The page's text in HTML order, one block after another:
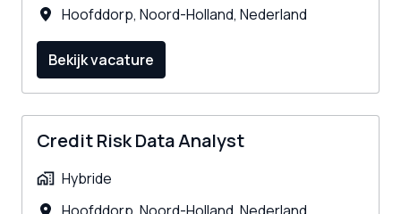
Hoofddorp, Noord-Holland, Nederland
Bekijk vacature
Credit Risk Data Analyst
Hybride